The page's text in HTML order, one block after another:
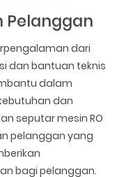
Pelanggan
dari
dan bantuan teknis
dalam
dan
seputar mesin RO
pelanggan yang
bagi pelanggan.